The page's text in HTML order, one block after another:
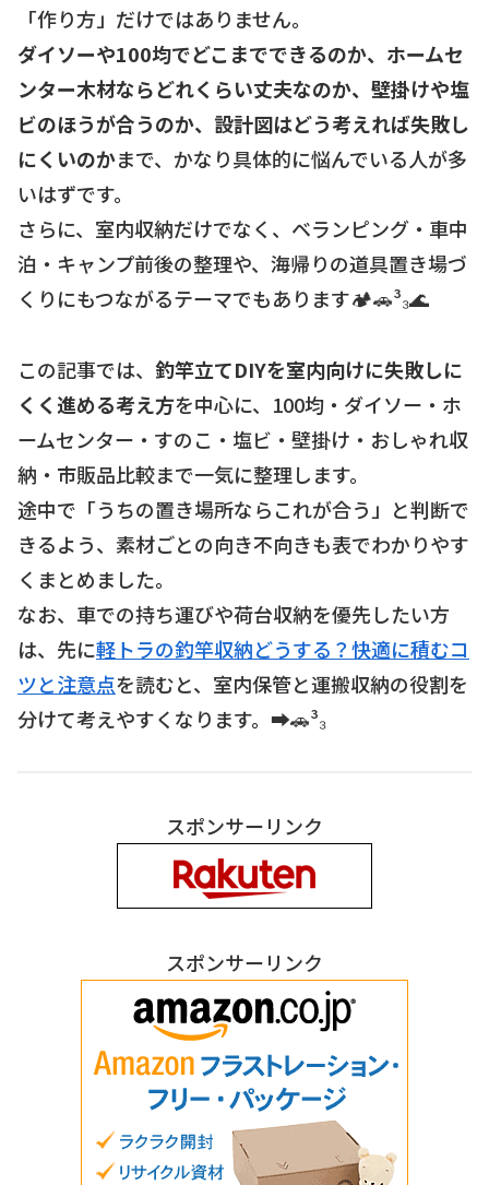
「作り方」だけではありません。
ダイソーや100均でどこまでできるのか、ホームセ
ンター木材ならどれくらい丈夫なのか、壁掛けや塩
ビのほうが合うのか、設計図はどう考えれば失敗し
にくいのかまで、かなり具体的に悩んでいる人が多
いはずです。
さらに、室内収納だけでなく、ベランピング・車中
泊・キャンプ前後の整理や、海帰りの道具置き場づ
くりにもつながるテーマでもあります🏕🚗³₃🌊
この記事では、 釣竿立てDIYを室内向けに失敗しに
くく進める考え方を中心に、100均・ダイソー・ホ
ームセンター・すのこ・塩ビ・壁掛け・おしゃれ収
納・市販品比較まで一気に整理します。
途中で「うちの置き場所ならこれが合う」と判断で
きるよう、素材ごとの向き不向きも表でわかりやす
くまとめました。
なお、車での持ち運びや荷台収納を優先したい方
は、先に軽トラの釣竿収納どうする？快適に積むコ
ツと注意点を読むと、室内保管と運搬収納の役割を
分けて考えやすくなります。➡️🚗³₃
スポンサーリンク
スポンサーリンク